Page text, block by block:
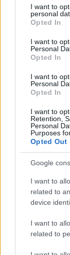
not limited to
grant or deny
use your data
consent section.
I want to
personal
Opted In
I want to
Personal
Opted In
I want to
Personal
Opted In
I want to
Retention,
Personal
Purposes
Opted Out
Google
I want to
related to
device
I want to
related to
klif fiskalny—
Mogą Cię